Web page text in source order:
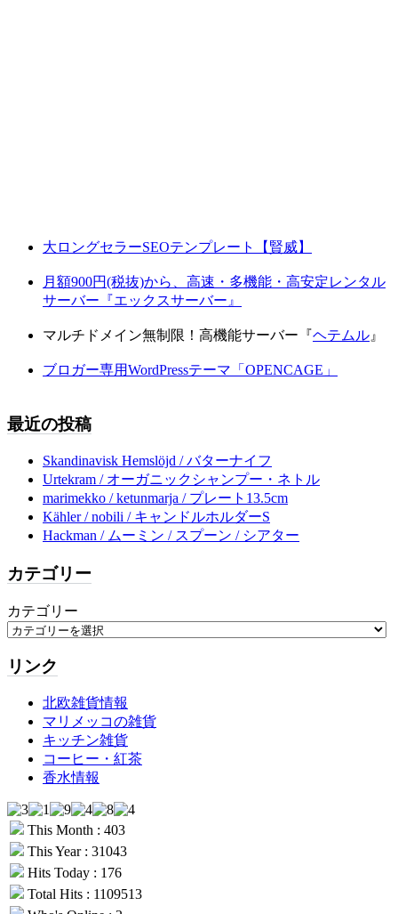
大ロングセラーSEOテンプレート【賢威】
月額900円(税抜)から、高速・多機能・高安定レンタル
サーバー『エックスサーバー』
マルチドメイン無制限！高機能サーバー『ヘテムル 』
ブロガー専用WordPressテーマ「OPENCAGE」
最近の投稿
Skandinavisk Hemslöjd / バターナイフ
Urtekram / オーガニックシャンプー・ネトル
marimekko / ketunmarja / プレート13.5cm
Kähler / nobili / キャンドルホルダーS
Hackman / ムーミン / スプーン / シアター
カテゴリー
カテゴリー
リンク
北欧雑貨情報
マリメッコの雑貨
キッチン雑貨
コーヒー・紅茶
香水情報
This Month : 403
This Year : 31043
Hits Today : 176
Total Hits : 1109513